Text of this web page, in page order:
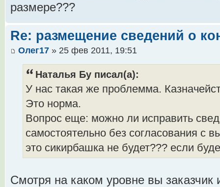
размере???
Re: размещение сведений о
Олег17 » 25 фев 2011, 19:51
Наталья Бу писал(а):
У нас такая же проблемма.
Это норма.
Вопрос еще: можно ли исправить
самостоятельно без согласования с
это сикирбашка не будет??? если
Смотря на каком уровне вы заказчик